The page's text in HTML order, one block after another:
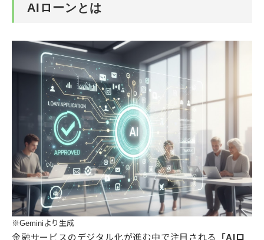
AIローンとは
※Geminiより生成
金融サービスのデジタル化が進む中で注目される
「AIロ